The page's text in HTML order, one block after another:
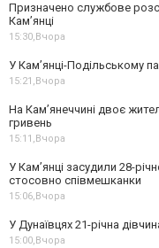
Призначено службове
Кам’янці
15:30, Вчора
У Кам’янці-Подільському
15:21, Вчора
На Камʼянеччині двоє
гривень
15:11, Вчора
У Камʼянці засудили 28-
стосовно співмешканки
15:06, Вчора
У Дунаївцях 21-річна
15:00, Вчора